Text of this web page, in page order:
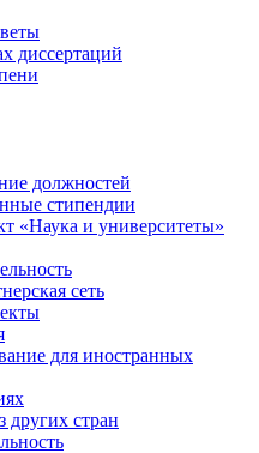
диссертаций
должностей
стипендии
«Наука и университеты»
сеть
для иностранных
других стран